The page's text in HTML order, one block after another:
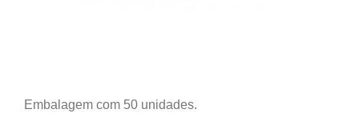
Embalagem com 50 unidades.